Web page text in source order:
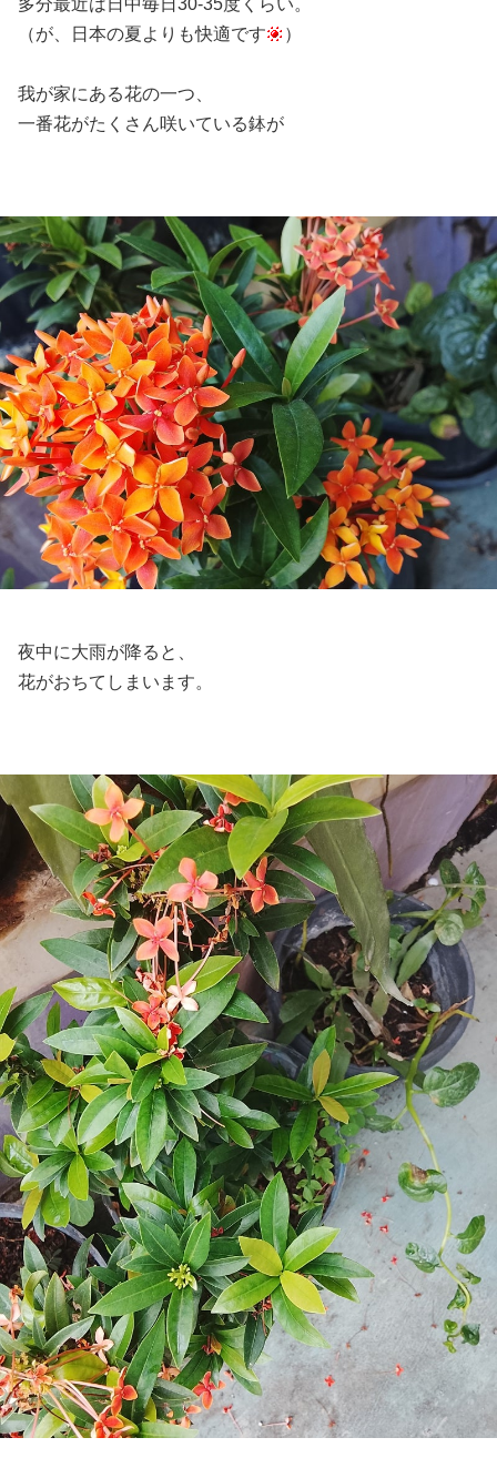
多分最近は日中毎日30-35度くらい。
（が、日本の夏よりも快適です
）
我が家にある花の一つ、
一番花がたくさん咲いている鉢が
夜中に大雨が降ると、
花がおちてしまいます。